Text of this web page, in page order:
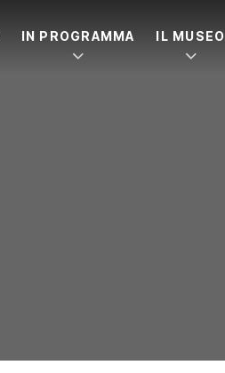
IN PROGRAMMA IL MUSEO